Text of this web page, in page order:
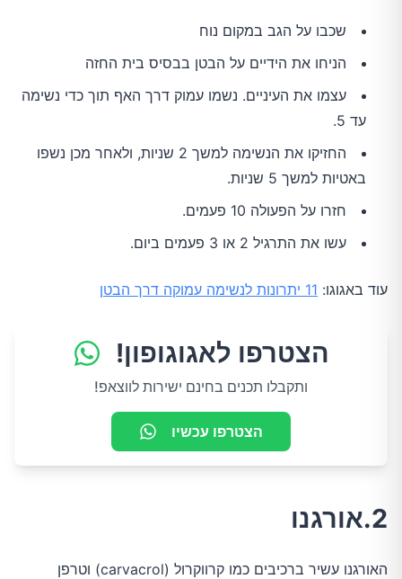
שכבו על הגב במקום נוח
הניחו את הידיים על הבטן בבסיס בית החזה
עצמו את העיניים. נשמו עמוק דרך האף תוך כדי נשימה
עד 5.
החזיקו את הנשימה למשך 2 שניות, ולאחר מכן נשפו
באטיות למשך 5 שניות.
חזרו על הפעולה 10 פעמים.
עשו את התרגיל 2 או 3 פעמים ביום.
עוד באגוגו: 11 יתרונות לנשימה עמוקה דרך הבטן
הצטרפו לאגוגופון!
ותקבלו תכנים בחינם ישירות לווצאפ!
הצטרפו עכשיו
2.אורגנו
האורגנו עשיר ברכיבים כמו קרווקרול (carvacrol) וטרפן